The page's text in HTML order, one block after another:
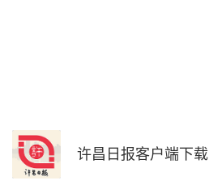
许昌日报客户端下载